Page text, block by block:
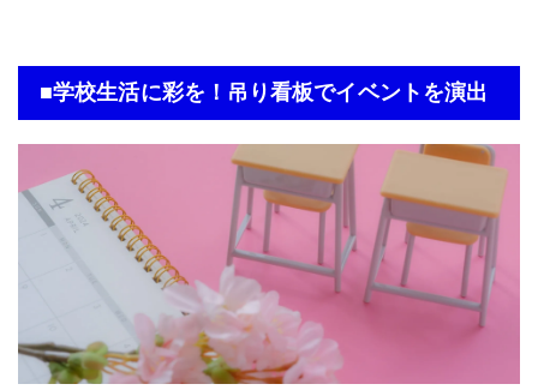
■学校生活に彩を！吊り看板でイベントを演出